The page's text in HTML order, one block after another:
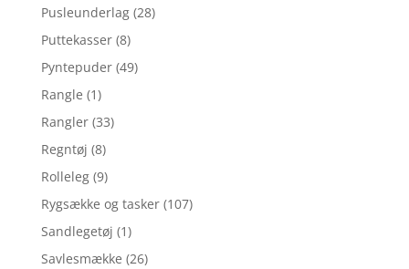
Pusleunderlag (28)
Puttekasser (8)
Pyntepuder (49)
Rangle (1)
Rangler (33)
Regntøj (8)
Rolleleg (9)
Rygsække og tasker (107)
Sandlegetøj (1)
Savlesmække (26)